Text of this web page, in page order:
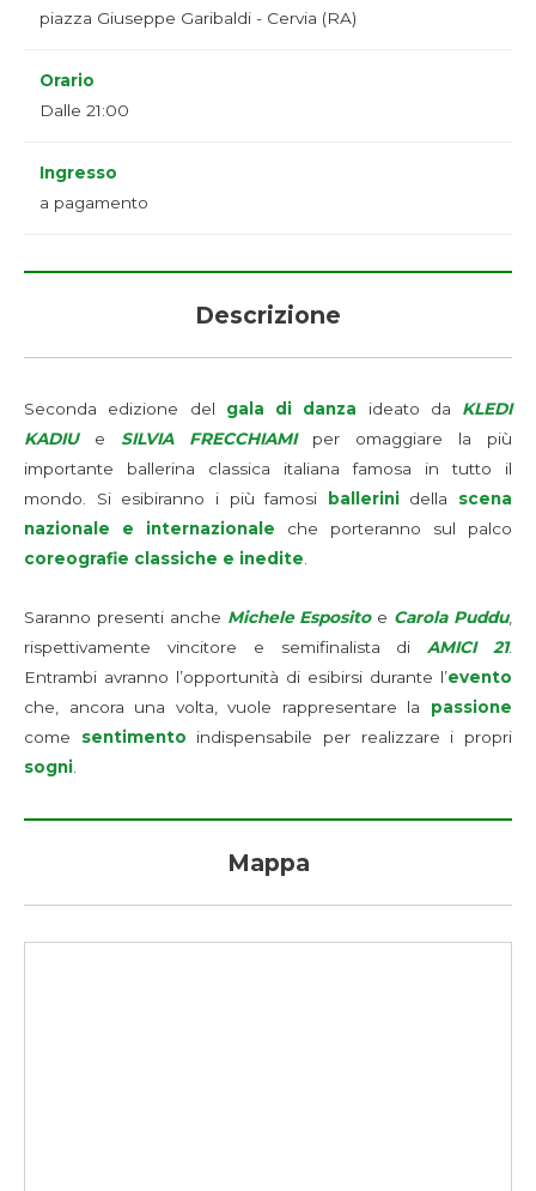
piazza Giuseppe Garibaldi - Cervia (RA)
Orario
Dalle 21:00
Ingresso
a pagamento
Descrizione
Seconda edizione del gala di danza ideato da KLEDI
KADIUe SILVIA FRECCHIAMIper omaggiare la più
importante ballerina classica italiana famosa in tutto il
mondo. Si esibiranno i più famosi
ballerinidella scena
nazionale e internazionale che porteranno sul palco
coreografie classiche e inedite.
Saranno presenti anche Michele Espositoe Carola Puddu,
rispettivamente vincitore e semifinalista diAMICI 21.
Entrambi avranno l’opportunità di esibirsi durante l’evento
che, ancora una volta, vuole rappresentare la passione
come sentimento indispensabile per realizzare i propri
sogni.
Mappa